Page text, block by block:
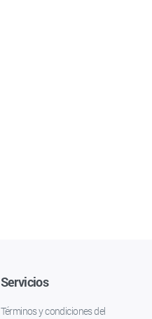
Servicios
Términos y condiciones del